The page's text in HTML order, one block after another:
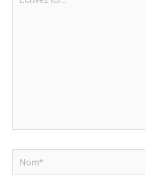
Nom*